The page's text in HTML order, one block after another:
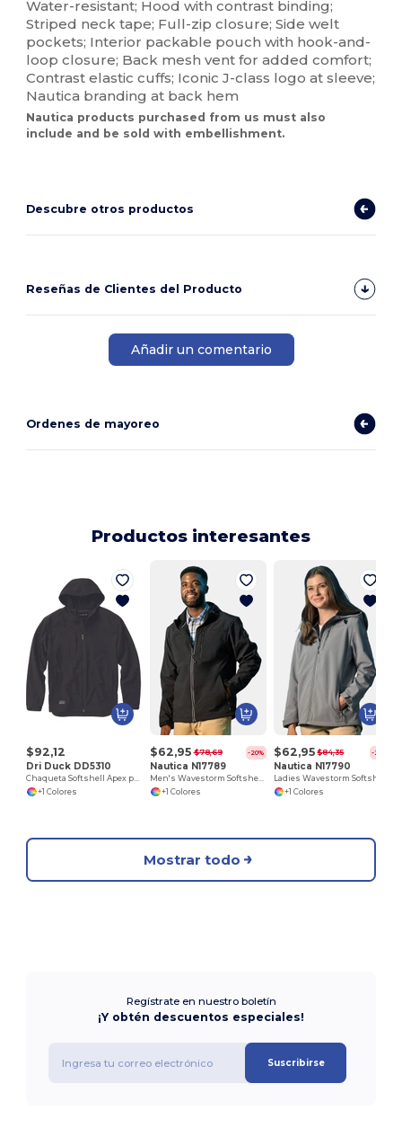
Water-resistant; Hood with contrast binding;
Striped neck tape; Full-zip closure; Side welt
pockets; Interior packable pouch with hook-and-
loop closure; Back mesh vent for added comfort;
Contrast elastic cuffs; Iconic J-class logo at sleeve;
Nautica branding at back hem
Nautica products purchased from us must also
include and be sold with embellishment.
Descubre otros productos
Reseñas de Clientes del Producto
Añadir un comentario
Ordenes de mayoreo
Productos interesantes
$92,12
Dri Duck DD5310
Chaqueta Softshell Apex para Hombre Resistente al Viento
+1 Colores
$62,95 $78,69 -20%
Nautica N17789
Men's Wavestorm Softshell Jacket
+1 Colores
$62,95 $84,35 -25%
Nautica N17790
+1 Colores
Mostrar todo
Regístrate en nuestro boletín
¡Y obtén descuentos especiales!
Suscribirse